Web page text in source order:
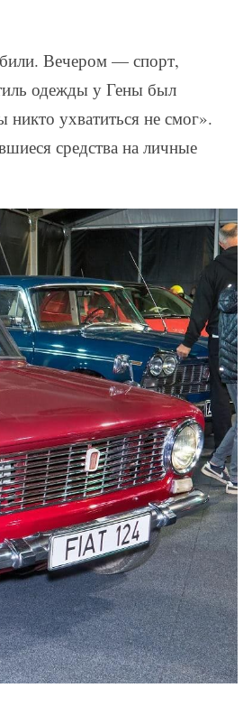
Вечером — спорт,
одежды у Гены был
ухватиться не смог».
средства на личные